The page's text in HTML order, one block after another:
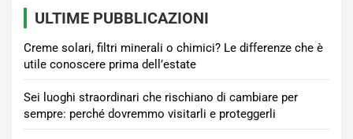
ULTIME PUBBLICAZIONI
Creme solari, filtri minerali o chimici? Le differenze che è
utile conoscere prima dell’estate
Sei luoghi straordinari che rischiano di cambiare per
sempre: perché dovremmo visitarli e proteggerli